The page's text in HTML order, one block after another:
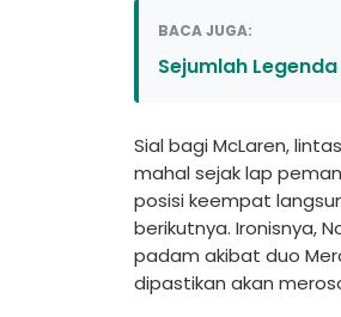
BACA JUGA:
Sejumlah
Sial bagi McLaren,
mahal sejak lap
posisi keempat
berikutnya. Ironisnya,
padam akibat duo
dipastikan akan